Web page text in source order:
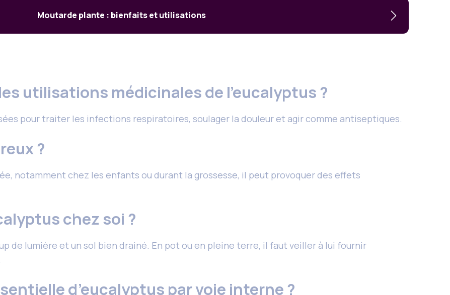
Moutarde plante : bienfaits et utilisations
utilisations médicinales de l’eucalyptus ?
pour traiter les infections respiratoires, soulager la douleur et agir comme antiseptiques.
?
notamment chez les enfants ou durant la grossesse, il peut provoquer des effets
chez soi ?
de lumière et un sol bien drainé. En pot ou en pleine terre, il faut veiller à lui fournir
d’eucalyptus par voie interne ?